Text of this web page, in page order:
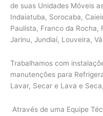
de suas Unidades Móveis
Indaiatuba, Sorocaba,
Paulista, Franco da
Jarinu, Jundiaí, Louveira,
Trabalhamos com
manutenções para
Lavar, Secar e Lava e
Através de uma Equipe